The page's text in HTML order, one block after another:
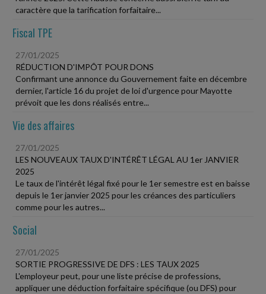
caractère que la tarification forfaitaire...
Fiscal TPE
27/01/2025
RÉDUCTION D'IMPÔT POUR DONS
Confirmant une annonce du Gouvernement faite en décembre
dernier, l'article 16 du projet de loi d'urgence pour Mayotte
prévoit que les dons réalisés entre...
Vie des affaires
27/01/2025
LES NOUVEAUX TAUX D'INTÉRÊT LÉGAL AU 1er JANVIER
2025
Le taux de l'intérêt légal fixé pour le 1er semestre est en baisse
depuis le 1er janvier 2025 pour les créances des particuliers
comme pour les autres...
Social
27/01/2025
SORTIE PROGRESSIVE DE DFS : LES TAUX 2025
L'employeur peut, pour une liste précise de professions,
appliquer une déduction forfaitaire spécifique (ou DFS) pour